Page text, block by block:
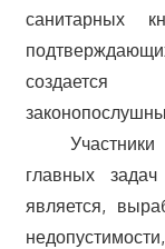
санитарных
создается
Участники
главных
является,